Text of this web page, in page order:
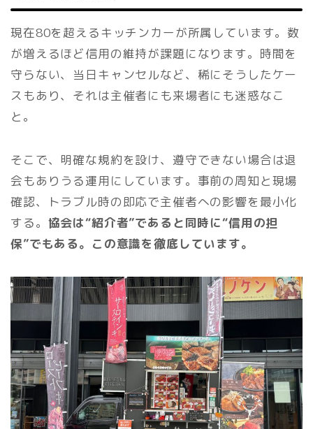
現在80を超えるキッチンカーが所属しています。数
が増えるほど信用の維持が課題になります。時間を
守らない、当日キャンセルなど、稀にそうしたケー
スもあり、それは主催者にも来場者にも迷惑なこ
と。
そこで、明確な規約を設け、遵守できない場合は退
会もありうる運用にしています。事前の周知と現場
確認、トラブル時の即応で主催者への影響を最小化
する。 協会は“紹介者”であると同時に“信用の担
保”でもある。この意識を徹底しています。